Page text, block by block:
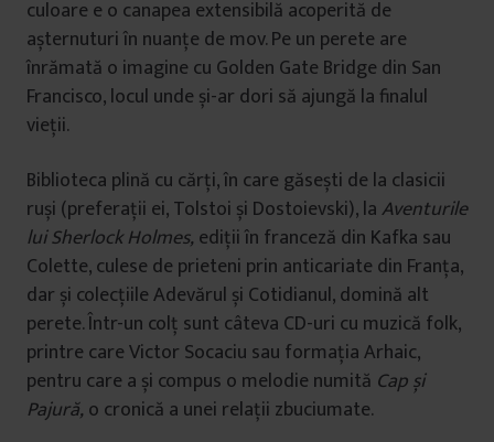
culoare e o canapea extensibilă acoperită de
așternuturi în nuanțe de mov. Pe un perete are
înrămată o imagine cu Golden Gate Bridge din San
Francisco, locul unde și-ar dori să ajungă la finalul
vieții.
Biblioteca plină cu cărți, în care găsești de la clasicii
ruși (preferații ei, Tolstoi și Dostoievski), laAventurile
lui Sherlock Holmes, ediții în franceză din Kafka sau
Colette, culese de prieteni prin anticariate din Franța,
dar și colecțiile Adevărul și Cotidianul, domină alt
perete. Într-un colț sunt câteva CD-uri cu muzică folk,
printre care Victor Socaciu sau formația Arhaic,
pentru care a și compus o melodie numită Capși
Pajură, o cronică a unei relații zbuciumate.